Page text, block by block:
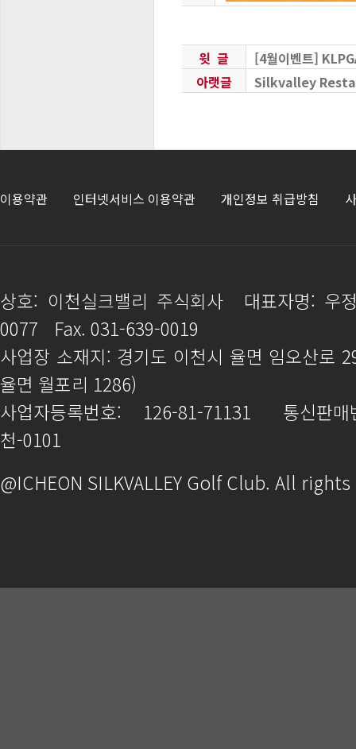
윗 글
[4월이벤트]
아랫글
Silkvalley
이용약관 인터넷서비스 이용약관 개인정보 취급방침
상호: 이천실크밸리 주식회사
대표자명: 우
0077
Fax. 031-639-0019
사업장 소재지: 경기도 이천시 율면 임오산로
율면 월포리 1286)
사업자등록번호: 126-81-71131
통신판
천-0101
@ICHEON SILKVALLEY Golf Club. All